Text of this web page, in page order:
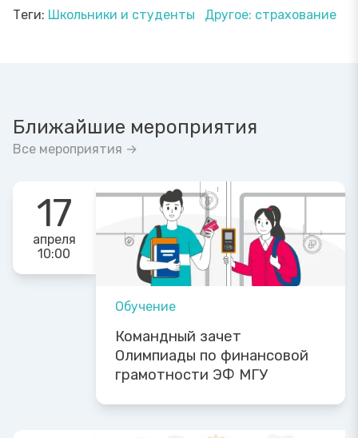
Теги: Школьники и студенты Другое: страхование
Ближайшие мероприятия
Все мероприятия →
17
апреля
10:00
Обучение
Командный зачет
Олимпиады по финансовой
грамотности ЭФ МГУ